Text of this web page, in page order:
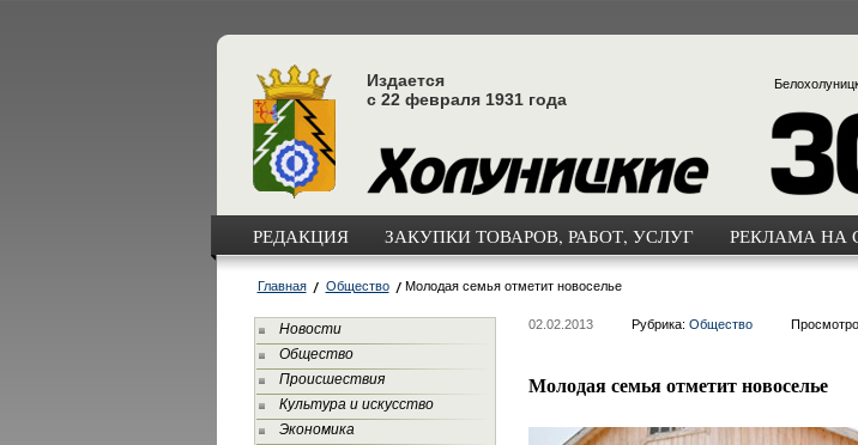
Издается
с 22 февраля 1931 года
РЕДАКЦИЯ ЗАКУПКИ ТОВАРОВ, РАБОТ, УСЛУГ РЕКЛАМА НА
Главная Общество Молодая семья отметит новоселье
Новости
Общество
Происшествия
Культура и искусство
Экономика
02.02.2013 Рубрика: Общество
Молодая семья отметит новоселье